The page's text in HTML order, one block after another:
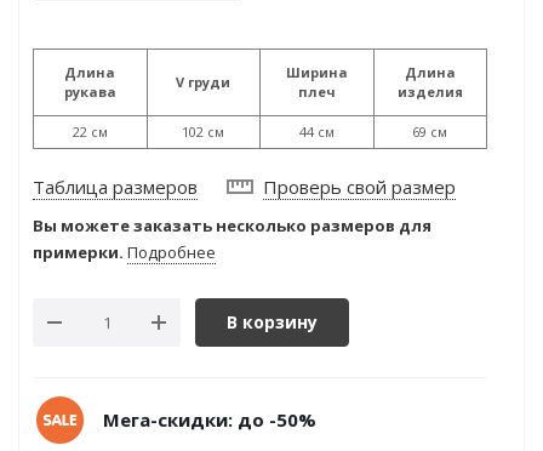
Длина
рукава
22 см
V груди
102 см
Ширина
плеч
44 см
Длина
изделия
69 см
Таблица размеров Проверь свой размер
Вы можете заказать несколько размеров для
примерки. Подробнее
В корзину
Мега-скидки: до -50%